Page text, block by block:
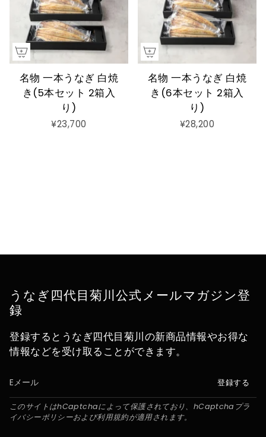
名物 一本うなぎ 白焼
き(5本セット 2箱入
り)
¥23,700
名物 一本うなぎ 白焼
き(6本セット 2箱入
り)
¥28,200
うなぎ四代目菊川公式メールマガジン登
録
登録するとうなぎ四代目菊川の新商品情報やお得な
情報などを受け取ることができます。
登録する
このサイトはhCaptchaによって保護されており、hCaptcha プラ
イバシーポリシーおよび利用規約が適用されます。